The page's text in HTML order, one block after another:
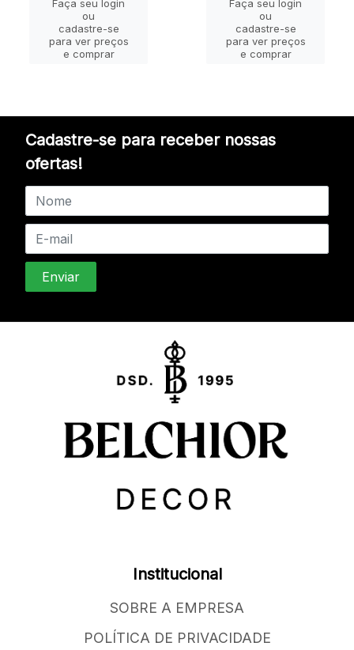
Faça seu login
ou
cadastre-se
para ver preços
e comprar
Faça seu login
ou
cadastre-se
para ver preços
e comprar
Cadastre-se para receber nossas
ofertas!
Institucional
SOBRE A EMPRESA
POLÍTICA DE PRIVACIDADE